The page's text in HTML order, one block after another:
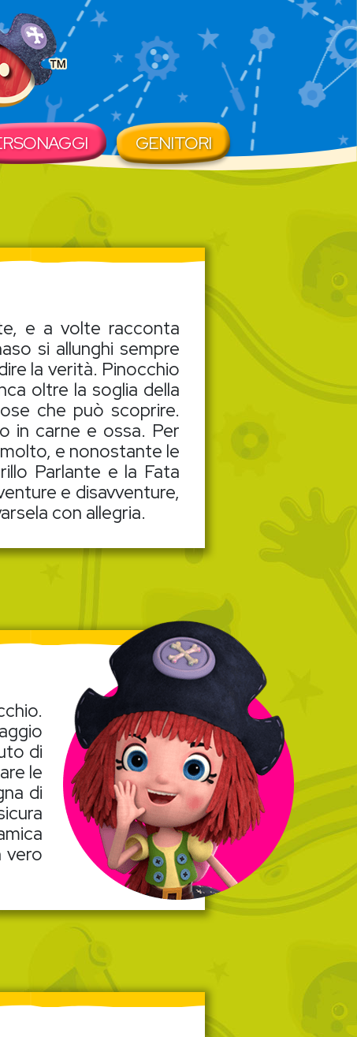
GENITORI
e a volte racconta
si allunghi sempre
la verità. Pinocchio
oltre la soglia della
che può scoprire.
in carne e ossa. Per
e nonostante le
Parlante e la Fata
e disavventure,
con allegria.
di
le
di
vero